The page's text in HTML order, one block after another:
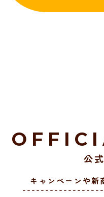
公
キャンペーンや新